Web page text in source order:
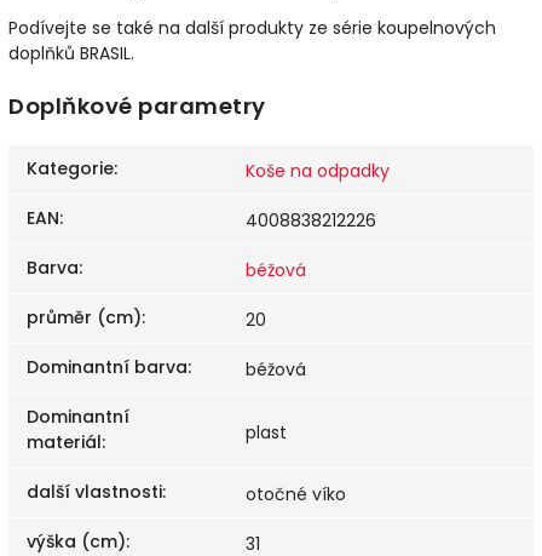
Podívejte se také na další produkty ze série koupelnových
doplňků BRASIL.
Doplňkové parametry
Kategorie:
Koše na odpadky
EAN:
4008838212226
Barva:
béžová
průměr (cm):
20
Dominantní barva:
béžová
Dominantní
materiál: plast
další vlastnosti:
otočné víko
výška (cm): 31